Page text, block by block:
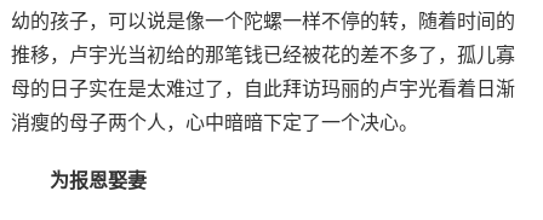
幼的孩子，可以说是像一个陀螺一样不停的转，随着时间的
推移，卢宇光当初给的那笔钱已经被花的差不多了，孤儿寡
母的日子实在是太难过了，自此拜访玛丽的卢宇光看着日渐
消瘦的母子两个人，心中暗暗下定了一个决心。
为报恩娶妻